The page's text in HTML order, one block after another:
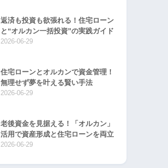
返済も投資も欲張れる！住宅ローン
と“オルカン一括投資”の実践ガイド
2026-06-29
住宅ローンとオルカンで資金管理！
無理せず夢を叶える賢い手法
2026-06-29
老後資金を見据える！「オルカン」
活用で資産形成と住宅ローンを両立
2026-06-29